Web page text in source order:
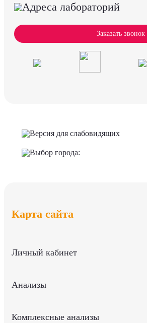
Адреса лабораторий
Заказать звонок
Версия для слабовидящих
Выбор города:
Карта сайта
Личный кабинет
Анализы
Комплексные анализы